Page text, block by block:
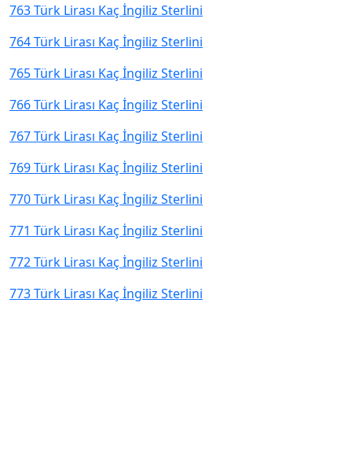
763 Türk Lirası Kaç İngiliz Sterlini
764 Türk Lirası Kaç İngiliz Sterlini
765 Türk Lirası Kaç İngiliz Sterlini
766 Türk Lirası Kaç İngiliz Sterlini
767 Türk Lirası Kaç İngiliz Sterlini
769 Türk Lirası Kaç İngiliz Sterlini
770 Türk Lirası Kaç İngiliz Sterlini
771 Türk Lirası Kaç İngiliz Sterlini
772 Türk Lirası Kaç İngiliz Sterlini
773 Türk Lirası Kaç İngiliz Sterlini